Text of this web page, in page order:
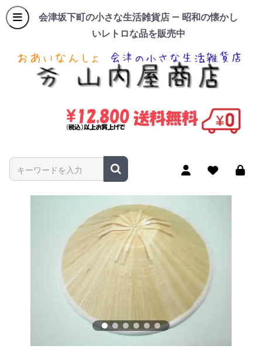
会津坂下町の小さな生活雑貨店 — 昭和の懐かし
いレトロな品を販売中
商品名やキーワードを入力